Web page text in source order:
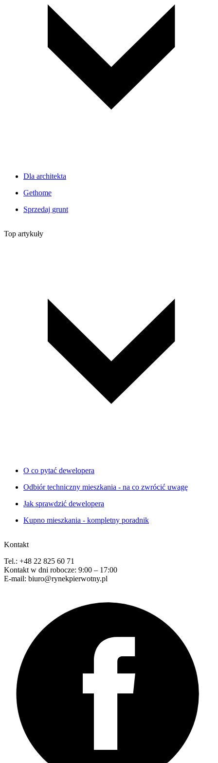
Dla architekta
Gethome
Sprzedaj grunt
Top artykuły
O co pytać dewelopera
Odbiór techniczny mieszkania - na co zwrócić uwagę
Jak sprawdzić dewelopera
Kupno mieszkania - kompletny poradnik
Kontakt
Tel.: +48 22 825 60 71
Kontakt w dni robocze: 9:00 – 17:00
E-mail: biuro@rynekpierwotny.pl